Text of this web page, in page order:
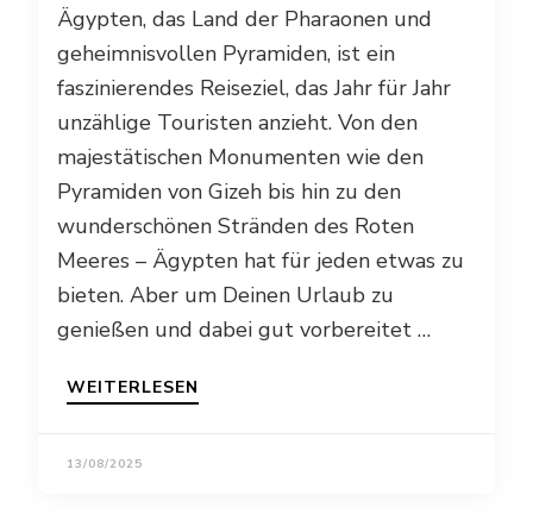
Ägypten, das Land der Pharaonen und
geheimnisvollen Pyramiden, ist ein
faszinierendes Reiseziel, das Jahr für Jahr
unzählige Touristen anzieht. Von den
majestätischen Monumenten wie den
Pyramiden von Gizeh bis hin zu den
wunderschönen Stränden des Roten
Meeres – Ägypten hat für jeden etwas zu
bieten. Aber um Deinen Urlaub zu
genießen und dabei gut vorbereitet …
WEITERLESEN
13/08/2025